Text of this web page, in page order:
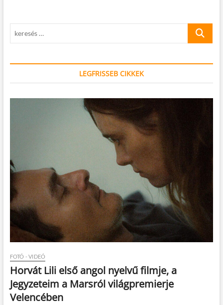
premierjével
folytatódik
keresés
LEGFRISSEB CIKKEK
FOTÓ - VIDEÓ
Horvát Lili első angol nyelvű filmje, a
Jegyzeteim a Marsról világpremierje
Velencében